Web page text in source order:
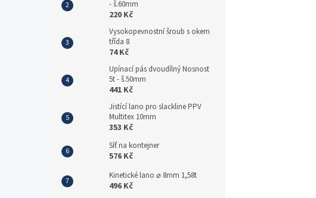
- š.60mm
220 Kč
Vysokopevnostní šroub s okem
třída 8
74 Kč
Upínací pás dvoudílný Nosnost
5t - š.50mm
441 Kč
Jistící lano pro slackline PPV
Multitex 10mm
353 Kč
Síť na kontejner
576 Kč
Kinetické lano ⌀ 8mm 1,58t
496 Kč